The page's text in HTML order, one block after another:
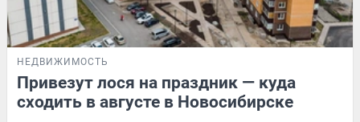
НЕДВИЖИМОСТЬ
Привезут лося на праздник — куда
сходить в августе в Новосибирске